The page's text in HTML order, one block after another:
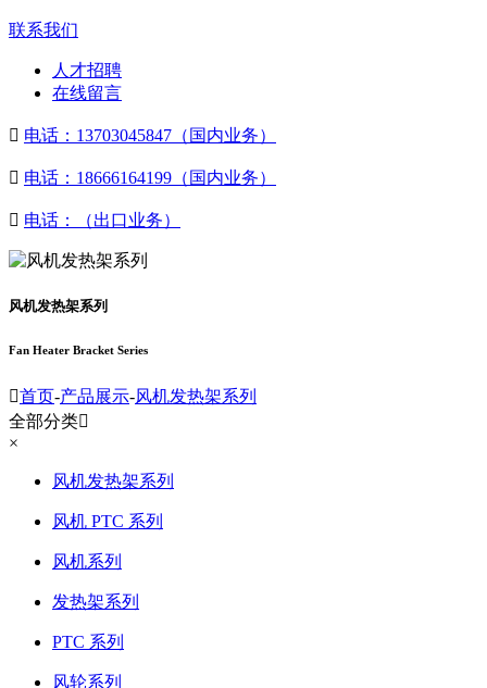
联系我们
人才招聘
在线留言
 电话：13703045847（国内业务）
 电话：18666164199（国内业务）
 电话：（出口业务）
风机发热架系列
Fan Heater Bracket Series
首页-产品展示-风机发热架系列
全部分类
×
风机发热架系列
风机 PTC 系列
风机系列
发热架系列
PTC 系列
风轮系列